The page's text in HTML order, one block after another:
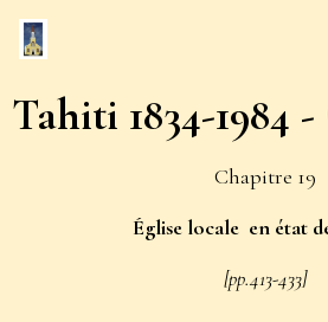
Tahiti 1834-1984
Chapitre 19
Église locale en état
[pp.413-433]